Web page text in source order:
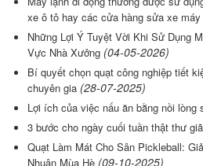
xe ô tô hay các cửa hàng sửa xe máy
Những Lợi Ý Tuyệt Vời Khi Sử Dụng
Vực Nhà Xưởng (04-05-2026)
Bí quyết chọn quạt công nghiệp tiết
chuyên gia (28-07-2025)
Lợi ích của việc nấu ăn bằng nồi lòng
3 bước cho ngày cuối tuần thật thư
Quạt Làm Mát Cho Sân Pickleball:
Nhuận Mùa Hè (09-10-2025)